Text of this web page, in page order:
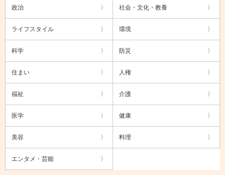
政治 社会・文化・教養
ライフスタイル 環境
科学 防災
住まい 人権
福祉 介護
医学 健康
美容 料理
エンタメ・芸能